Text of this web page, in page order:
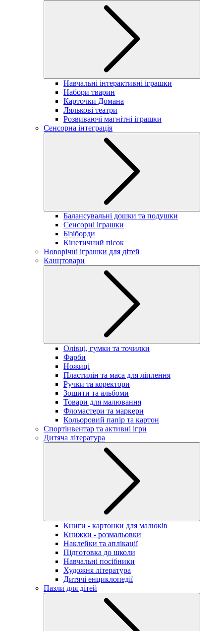
Навчальні інтерактивні іграшки
Набори тварин
Карточки Домана
Лялькові театри
Розвиваючі магнітні іграшки
Сенсорна інтеграція
Балансувальні дошки та подушки
Сенсорні іграшки
Бізіборди
Кінетичний пісок
Новорічні іграшки для дітей
Канцтовари
Олівці, гумки та точилки
Фарби
Ножиці
Пластилін та маса для ліплення
Ручки та коректори
Зошити та альбоми
Товари для малювання
Фломастери та маркери
Кольоровий папір та картон
Спортінвентар та активні ігри
Дитяча література
Книги - картонки для малюків
Книжки - розмальовки
Наклейки та аплікації
Підготовка до школи
Навчальні посібники
Художня література
Дитячі енциклопедії
Пазли для дітей